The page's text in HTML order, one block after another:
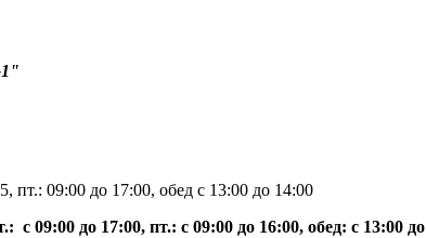
пт.: 09:00 до 17:00, обед с 13:00 до 14:00
09:00 до 17:00, пт.: с 09:00 до 16:00, обед: с 13:00